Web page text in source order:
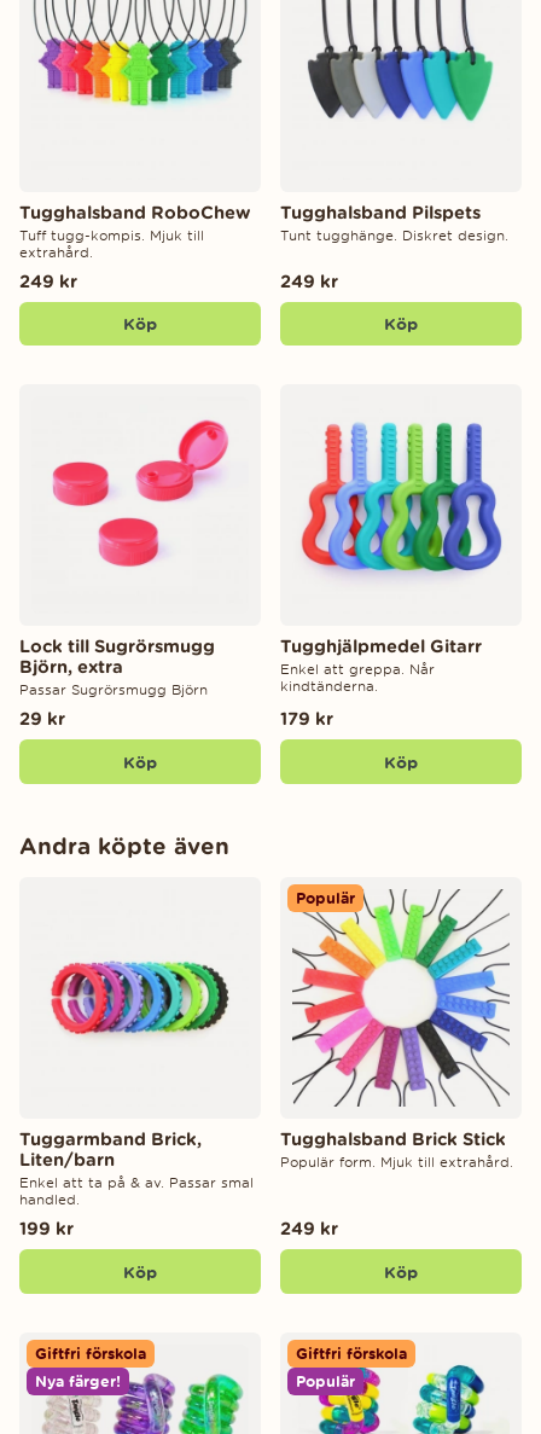
Tugghalsband RoboChew
Tuff tugg-kompis. Mjuk till
extrahård.
249 kr
Köp
Tugghalsband Pilspets
Tunt tugghänge. Diskret design.
249 kr
Köp
Lock till Sugrörsmugg
Björn, extra
Passar Sugrörsmugg Björn
29 kr
Köp
Tugghjälpmedel Gitarr
Enkel att greppa. Når
kindtänderna.
179 kr
Köp
Andra köpte även
Tuggarmband Brick,
Liten/barn
Enkel att ta på & av. Passar smal
handled.
199 kr
Köp
Populär
Tugghalsband Brick Stick
Populär form. Mjuk till extrahård.
249 kr
Köp
Giftfri förskola
Nya färger!
Giftfri förskola
Populär